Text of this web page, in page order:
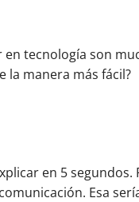
tecnología son
la manera más fácil?
en 5
Esa